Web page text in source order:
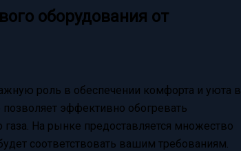
оборудования от
роль в обеспечении комфорта и уюта в
эффективно обогревать
На рынке предоставляется множество
соответствовать вашим требованиям.